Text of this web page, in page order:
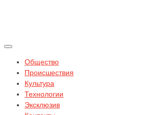
Общество
Происшествия
Культура
Технологии
Эксклюзив